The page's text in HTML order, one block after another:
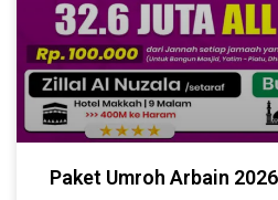
Paket Umroh Arbain 2026